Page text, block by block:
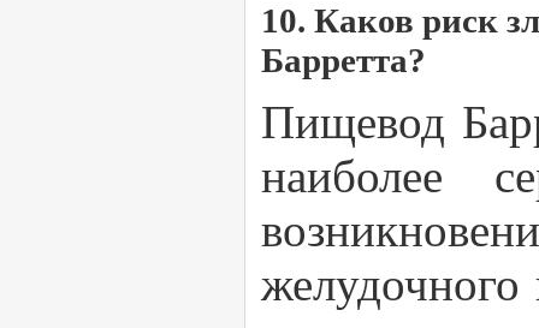
10. Каков риск
Барретта?
Пищевод
наиболее
желудочного